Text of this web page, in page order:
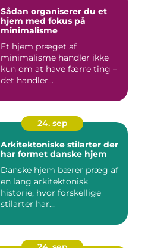
Sådan organiserer du et
hjem med fokus på
minimalisme
Et hjem præget af
minimalisme handler ikke
kun om at have færre ting –
det handler...
24. sep
Arkitektoniske stilarter der
har formet danske hjem
Danske hjem bærer præg af
en lang arkitektonisk
historie, hvor forskellige
stilarter har...